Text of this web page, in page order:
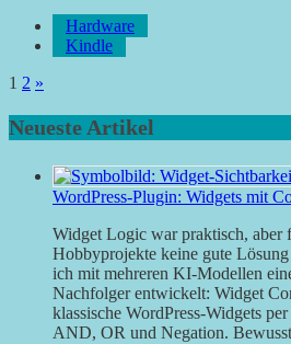
Hardware
Kindle
Seitennummerierung
der
Beiträge
1 2 Nächste
»
Neueste Artikel
WordPress-Plugin: Widgets mit
Widget Logic war praktisch, aber
Hobbyprojekte keine gute
ich mit mehreren KI-Modellen
Nachfolger entwickelt: Widget
klassische WordPress-Widgets
AND, OR und Negation.